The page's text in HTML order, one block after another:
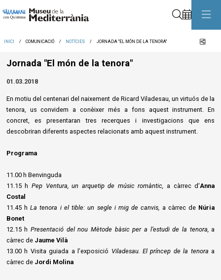
INICI COMUNICACIÓ NOTÍCIES JORNADA "EL MÓN DE LA TENORA"
Jornada "El món de la tenora"
01.03.2018
En motiu del centenari del naixement de Ricard Viladesau, un virtuós de la
tenora, us convidem a conèixer més a fons aquest instrument. En
concret, es presentaran tres recerques i investigacions que ens
descobriran diferents aspectes relacionats amb aquest instrument.
Programa
11.00 h Benvinguda
11.15 h Pep Ventura, un arquetip de músic romàntic,a càrrec d'Anna
Costal
11.45 hLa tenora i el tible: un segle i mig de canvis, a càrrec de Núria
Bonet
12.15 hPresentació del nou Mètode bàsic per a l’estudi de la tenora,a
càrrec de Jaume Vilà
13.00 h Visita guiada a l’exposició Viladesau. El príncep de la tenora a
càrrec de Jordi Molina